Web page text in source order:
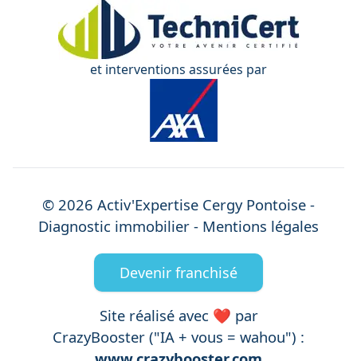
et interventions assurées par
© 2026 Activ'Expertise Cergy Pontoise -
Diagnostic immobilier - Mentions légales
Devenir franchisé
Site réalisé avec ❤️ par
CrazyBooster ("IA + vous = wahou") :